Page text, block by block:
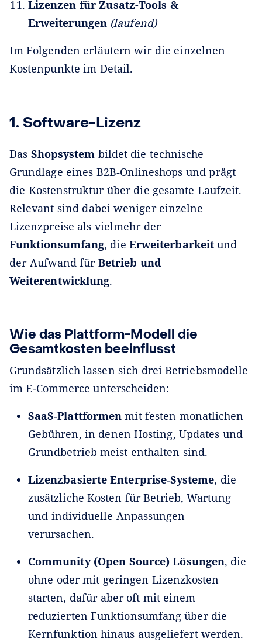
Lizenzen für Zusatz-Tools &
Erweiterungen (laufend)
Im Folgenden erläutern wir die einzelnen
Kostenpunkte im Detail.
1. Software-Lizenz
Das Shopsystem bildet die technische
Grundlage eines B2B‑Onlineshops und prägt
die Kostenstruktur über die gesamte Laufzeit.
Relevant sind dabei weniger einzelne
Lizenzpreise als vielmehr der
Funktionsumfang, die Erweiterbarkeitund
der Aufwand für Betrieb und
Weiterentwicklung.
Wie das Plattform-Modell die
Gesamtkosten beeinflusst
Grundsätzlich lassen sich drei Betriebsmodelle
im E-Commerce unterscheiden:
SaaS‑Plattformen mit festen monatlichen
Gebühren, in denen Hosting, Updates und
Grundbetrieb meist enthalten sind.
Lizenzbasierte Enterprise‑Systeme, die
zusätzliche Kosten für Betrieb, Wartung
und individuelle Anpassungen
verursachen.
Community (Open Source) Lösungen, die
ohne oder mit geringen Lizenzkosten
starten, dafür aber oft mit einem
reduzierten Funktionsumfang über die
Kernfunktion hinaus ausgeliefert werden.